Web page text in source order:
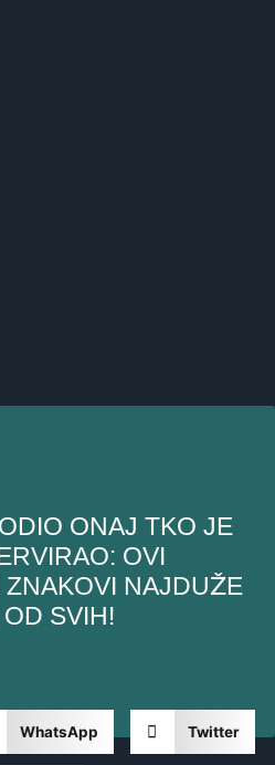
ONAJ TKO JE
OVI
NAJDUŽE
SVIH!
WhatsApp Twitter